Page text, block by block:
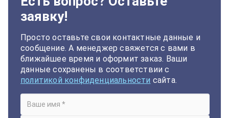
заявку!
Просто оставьте свои контактные данные и
сообщение. А менеджер свяжется с вами в
ближайшее время и оформит заказ. Ваши
данные сохранены в соответствии с
политикой конфиденциальности сайта.